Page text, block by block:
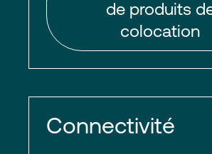
de produits
colocation
Connectivité